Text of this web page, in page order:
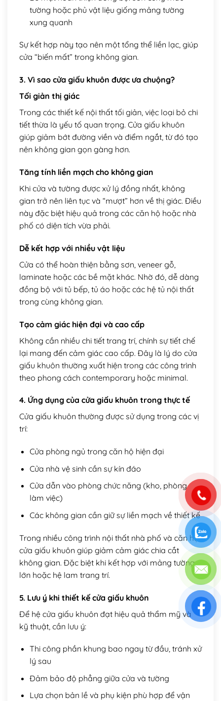
tường hoặc phủ vật liệu giống mảng tường
xung quanh
Sự kết hợp này tạo nên một tổng thể liền lạc, giúp
cửa “biến mất” trong không gian.
3. Vì sao cửa giấu khuôn được ưa chuộng?
Tối giản thị giác
Trong các thiết kế nội thất tối giản, việc loại bỏ chi
tiết thừa là yếu tố quan trọng. Cửa giấu khuôn
giúp giảm bớt đường viền và điểm ngắt, từ đó tạo
nên không gian gọn gàng hơn.
Tăng tính liền mạch cho không gian
Khi cửa và tường được xử lý đồng nhất, không
gian trở nên liên tục và “mượt” hơn về thị giác. Điều
này đặc biệt hiệu quả trong các căn hộ hoặc nhà
phố có diện tích vừa phải.
Dễ kết hợp với nhiều vật liệu
Cửa có thể hoàn thiện bằng sơn, veneer gỗ,
laminate hoặc các bề mặt khác. Nhờ đó, dễ dàng
đồng bộ với tủ bếp, tủ áo hoặc các hệ tủ nội thất
trong cùng không gian.
Tạo cảm giác hiện đại và cao cấp
Không cần nhiều chi tiết trang trí, chính sự tiết chế
lại mang đến cảm giác cao cấp. Đây là lý do cửa
giấu khuôn thường xuất hiện trong các công trình
theo phong cách contemporary hoặc minimal.
4. Ứng dụng của cửa giấu khuôn trong thực tế
Cửa giấu khuôn thường được sử dụng trong các vị
trí:
Cửa phòng ngủ trong căn hộ hiện đại
Cửa nhà vệ sinh cần sự kín đáo
Cửa dẫn vào phòng chức năng (kho, phòng
làm việc)
Các không gian cần giữ sự liền mạch về thiết kế
Trong nhiều công trình nội thất nhà phố và căn hộ,
cửa giấu khuôn giúp giảm cảm giác chia cắt
không gian. Đặc biệt khi kết hợp với mảng tường
lớn hoặc hệ lam trang trí.
5. Lưu ý khi thiết kế cửa giấu khuôn
Để hệ cửa giấu khuôn đạt hiệu quả thẩm mỹ và
kỹ thuật, cần lưu ý:
Thi công phần khung bao ngay từ đầu, tránh xử
lý sau
Đảm bảo độ phẳng giữa cửa và tường
Lựa chọn bản lề và phụ kiện phù hợp để vận